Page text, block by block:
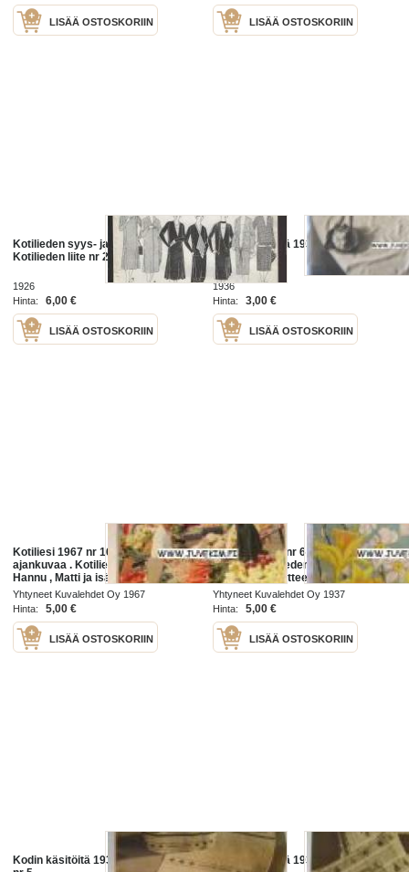
LISÄÄ OSTOSKORIIN LISÄÄ OSTOSKORIIN
Kotilieden syys- ja talvipukuja -
Kotilieden liite nr 20 1926
1926
Hinta:
6,00 €
LISÄÄ OSTOSKORIIN
Kodin käsitöitä 1936 Kotilieden liite
nr 6
1936
Hinta:
3,00 €
LISÄÄ OSTOSKORIIN
Kotiliesi 1967 nr 16 Elokuu 1967
ajankuvaa . Kotilieden jatkotarina
Hannu , Matti ja isä. Kuitulevy
rakennusaineena.
Yhtyneet Kuvalehdet Oy 1967
Hinta:
5,00 €
LISÄÄ OSTOSKORIIN
Kotiliesi 1937 nr 6 Maaliskuu,
Sisältää Kotilieden kevät- ja
kesäpukuja -liitteen. Artikkeli
kuvineen - Konrad Reijo Waara,
Viisi pääsiäisvirttä, Kulosaari
huvila
Yhtyneet Kuvalehdet Oy 1937
Hinta:
5,00 €
LISÄÄ OSTOSKORIIN
Kodin käsitöitä 1936 Kotilieden liite
Kodin käsitöitä 1935 Kotilieden liite